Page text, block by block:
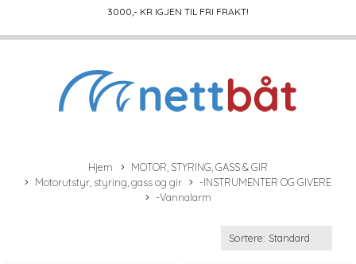
3000,- KR IGJEN TIL FRI FRAKT!
Hjem
MOTOR, STYRING, GASS & GIR
Motorutstyr, styring, gass og gir
-INSTRUMENTER OG GIVERE
-Vannalarm